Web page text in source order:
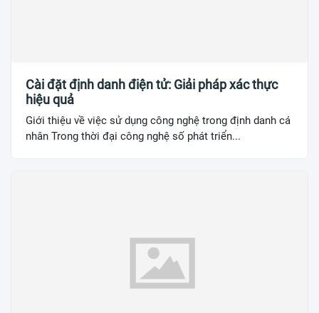
Cài đặt định danh điện tử: Giải pháp xác thực
hiệu quả
Giới thiệu về việc sử dụng công nghệ trong định danh cá
nhân Trong thời đại công nghệ số phát triển...